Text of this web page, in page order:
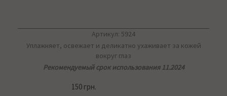
Артикул: 5924
Уплажняет, освежает и деликатно ухаживает за кожей
вокруг глаз
Рекомендуемый срок использования 11.2024
150 грн.